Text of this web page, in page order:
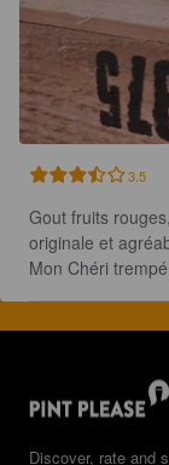
3.5
Gout fruits
originale et
Mon Chéri
Discover, rate and